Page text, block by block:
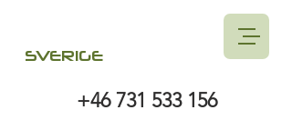
SVERIGE
+46 731 533 156